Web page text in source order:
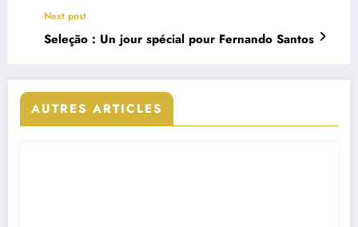
Next post
Seleção : Un jour spécial pour Fernando Santos
AUTRES ARTICLES